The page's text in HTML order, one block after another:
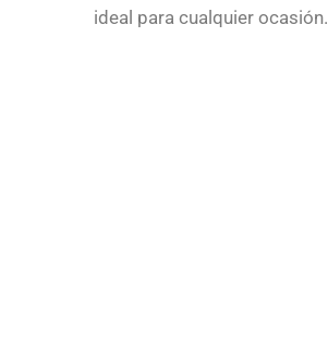
ideal para cualquier ocasión.